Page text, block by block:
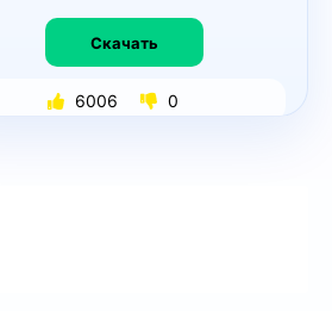
Скачать
6006 0